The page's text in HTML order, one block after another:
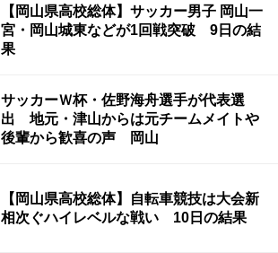
【岡山県高校総体】サッカー男子 岡山一
宮・岡山城東などが1回戦突破 9日の結
果
サッカーＷ杯・佐野海舟選手が代表選
出 地元・津山からは元チームメイトや
後輩から歓喜の声 岡山
【岡山県高校総体】自転車競技は大会新
相次ぐハイレベルな戦い 10日の結果